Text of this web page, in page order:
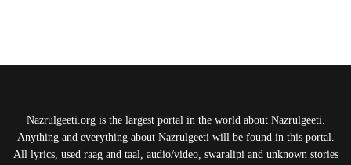
Nazrulgeeti.org is the largest portal in the world about Nazrulgeeti.
Anything and everything about Nazrulgeeti will be found in this portal.
All lyrics, used raag and taal, audio/video, swaralipi and unknown stories